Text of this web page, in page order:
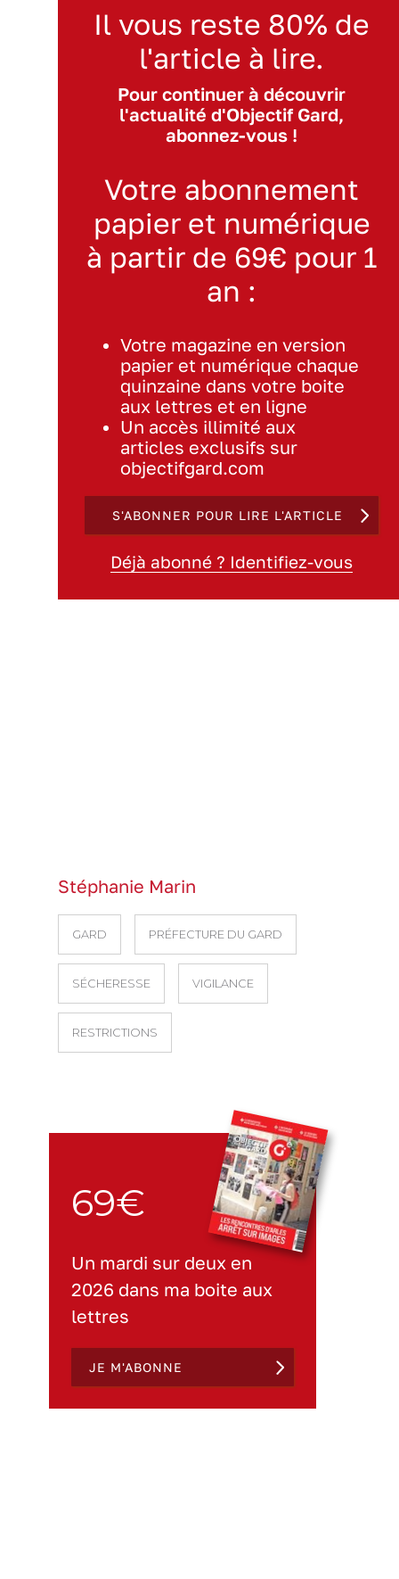
Il vous reste 80% de
l'article à lire.
Pour continuer à découvrir
l'actualité d'Objectif Gard,
abonnez-vous !
Votre abonnement
papier et numérique
à partir de 69€ pour 1
an :
Votre magazine en version
papier et numérique chaque
quinzaine dans votre boite
aux lettres et en ligne
Un accès illimité aux
articles exclusifs sur
objectifgard.com
S'ABONNER POUR LIRE L'ARTICLE
Déjà abonné ? Identifiez-vous
Stéphanie Marin
GARD PRÉFECTURE DU GARD
SÉCHERESSE VIGILANCE
RESTRICTIONS
69€
Un mardi sur deux en
2026 dans ma boite aux
lettres
JE M'ABONNE